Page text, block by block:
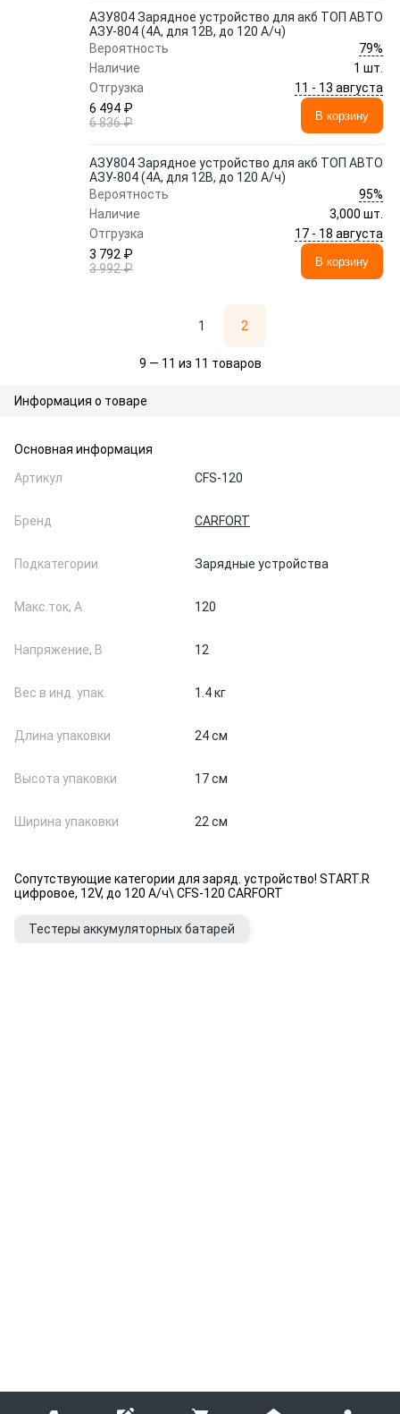
АЗУ804 Зарядное устройство для акб ТОП АВТО
АЗУ-804 (4А, для 12В, до 120 А/ч)
Вероятность
79%
Наличие
1 шт.
Отгрузка
11 - 13 августа
6 494 ₽
6 836 ₽
В корзину
АЗУ804 Зарядное устройство для акб ТОП АВТО
АЗУ-804 (4А, для 12В, до 120 А/ч)
Вероятность
95%
Наличие
3,000 шт.
Отгрузка
17 - 18 августа
3 792 ₽
3 992 ₽
В корзину
1 2
9 — 11 из 11 товаров
Информация о товаре
Основная информация
Артикул
CFS-120
Бренд CARFORT
Подкатегории Зарядные устройства
Макс.ток, А 120
Напряжение, В 12
Вес в инд. упак. 1.4 кг
Длина упаковки 24 см
Высота упаковки 17 см
Ширина упаковки 22 см
Сопутствующие категории для заряд. устройство! START.R
цифровое, 12V, до 120 А/ч\ CFS-120 CARFORT
Тестеры аккумуляторных батарей